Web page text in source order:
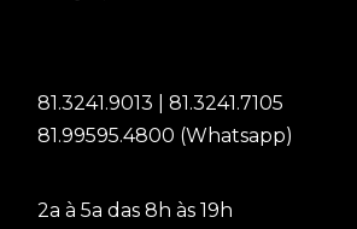
81.3241.9013 | 81.3241.7105
81.99595.4800 (Whatsapp)
2a à 5a das 8h às 19h